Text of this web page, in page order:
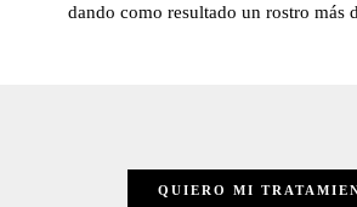
dando como resultado un rostro más
QUIERO MI